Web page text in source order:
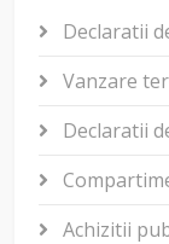
t
Declaratii
Vanzare
Declaratii
Achizitii